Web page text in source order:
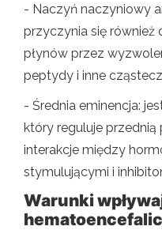
- Naczyń naczyniowy
przyczynia się również
płynów przez
peptydy i inne
- Średnia eminencja:
który reguluje
interakcje między
stymulującymi i
Warunki